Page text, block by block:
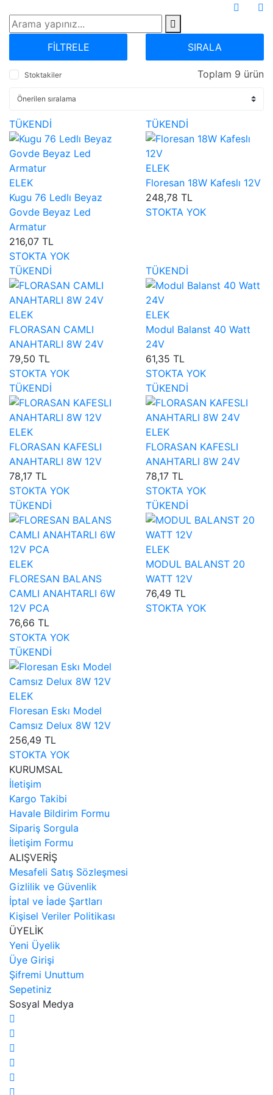
FİLTRELE SIRALA
Stoktakiler Toplam 9 ürün
TÜKENDİ
ELEK
Kugu 76 Ledlı Beyaz
Govde Beyaz Led
Armatur
216,07 TL
STOKTA YOK
TÜKENDİ
ELEK
Floresan 18W Kafeslı 12V
248,78 TL
STOKTA YOK
TÜKENDİ
ELEK
FLORASAN CAMLI
ANAHTARLI 8W 24V
79,50 TL
STOKTA YOK
TÜKENDİ
ELEK
Modul Balanst 40 Watt
24V
61,35 TL
STOKTA YOK
TÜKENDİ
ELEK
FLORASAN KAFESLI
ANAHTARLI 8W 12V
78,17 TL
STOKTA YOK
TÜKENDİ
ELEK
FLORASAN KAFESLI
ANAHTARLI 8W 24V
78,17 TL
STOKTA YOK
TÜKENDİ
ELEK
FLORESAN BALANS
CAMLI ANAHTARLI 6W
12V PCA
76,66 TL
STOKTA YOK
TÜKENDİ
ELEK
MODUL BALANST 20
WATT 12V
76,49 TL
STOKTA YOK
TÜKENDİ
ELEK
Floresan Eskı Model
Camsız Delux 8W 12V
256,49 TL
STOKTA YOK
KURUMSAL
İletişim
Kargo Takibi
Havale Bildirim Formu
Sipariş Sorgula
İletişim Formu
ALIŞVERİŞ
Mesafeli Satış Sözleşmesi
Gizlilik ve Güvenlik
İptal ve İade Şartları
Kişisel Veriler Politikası
ÜYELİK
Yeni Üyelik
Üye Girişi
Şifremi Unuttum
Sepetiniz
Sosyal Medya